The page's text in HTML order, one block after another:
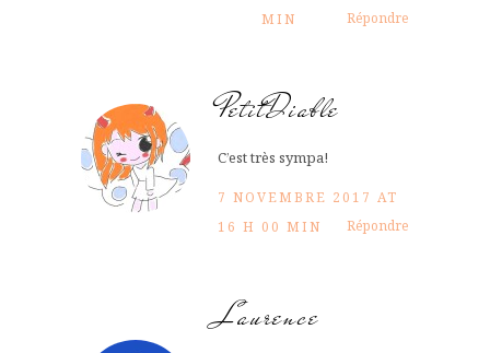
MIN
Répondre
PetitDiable
C’est très sympa!
7 NOVEMBRE 2017 AT
16 H 00 MIN
Répondre
Laurence